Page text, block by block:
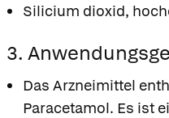
Silicium dioxid,
3.
Das Arzneimittel
Paracetamol. Es ist